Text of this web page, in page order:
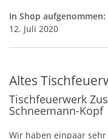
In Shop aufgenommen:
12. Juli 2020
Altes
Tischfeuerwerk
Schneemann-Kopf
Wir haben einpaar